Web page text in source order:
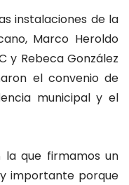
instalaciones de la
Marco Heroldo
y Rebeca González
el convenio de
municipal y el
la que firmamos un
importante porque